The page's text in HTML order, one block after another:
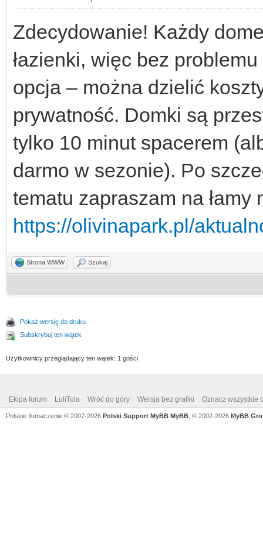
Zdecydowanie! Każdy
łazienki, więc bez
opcja – można dzielić
prywatność. Domki są
tylko 10 minut spacerem
darmo w sezonie). Po
tematu zapraszam na
https://olivinapark.pl/
Strona WWW Szukaj
Pokaż wersję do druku
Subskrybuj ten wątek
Użytkownicy przeglądający ten wątek: 1 gości
Ekipa forum LuliTola Wróć do góry Wersja bez grafiki Oznacz wszystkie
Polskie tłumaczenie © 2007-2026 Polski Support MyBB MyBB , © 2002-2026 MyBB